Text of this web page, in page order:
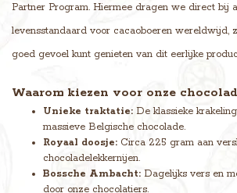
Partner Program. Hiermee dragen we direct bij
levensstandaard voor cacaoboeren wereldwijd,
goed gevoel kunt genieten van dit eerlijke
Waarom kiezen voor onze
Unieke traktatie: De klassieke
massieve Belgische chocolade.
Royaal doosje: Circa 225 gram aan
chocoladelekkernijen.
Bossche Ambacht: Dagelijks vers en
door onze chocolatiers.